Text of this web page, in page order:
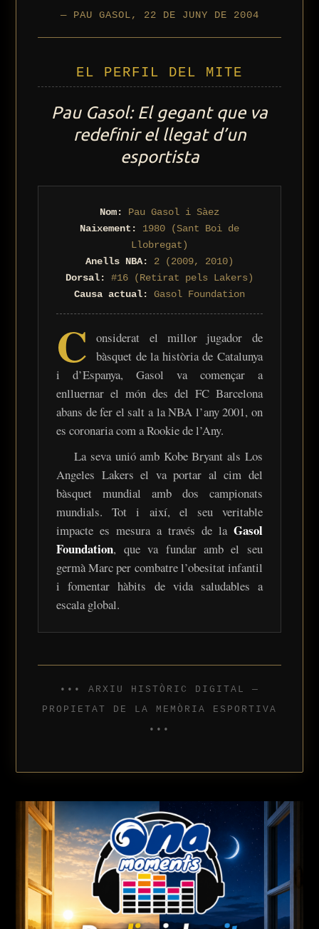
— PAU GASOL, 22 DE JUNY DE 2004
EL PERFIL DEL MITE
Pau Gasol: El gegant que va
redefinir el llegat d’un
esportista
Nom:
Pau Gasol i Sàez
Naixement:
1980 (Sant Boi de
Llobregat)
Anells NBA:
2 (2009, 2010)
Dorsal:
#16 (Retirat pels Lakers)
Causa actual:
Gasol Foundation
C
onsiderat el millor jugador de
bàsquet de la història de Catalunya
i d’Espanya, Gasol va començar a
enlluernar el món des del FC Barcelona
abans de fer el salt a la NBA l’any 2001, on
es coronaria com a Rookie de l’Any.
La seva unió amb Kobe Bryant als Los
Angeles Lakers el va portar al cim del
bàsquet mundial amb dos campionats
mundials. Tot i així, el seu veritable
impacte es mesura a través de la Gasol
Foundation, que va fundar amb el seu
germà Marc per combatre l’obesitat infantil
i fomentar hàbits de vida saludables a
escala global.
••• ARXIU HISTÒRIC DIGITAL —
PROPIETAT DE LA MEMÒRIA ESPORTIVA
•••